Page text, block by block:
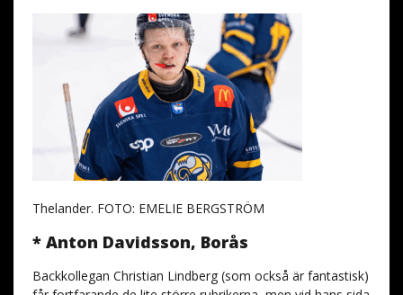
Thelander. FOTO: EMELIE BERGSTRÖM
* Anton Davidsson, Borås
Backkollegan Christian Lindberg (som också är fantastisk)